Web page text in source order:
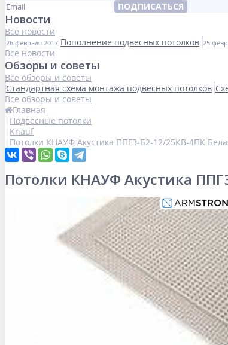
ПОДПИСАТЬСЯ
Новости
Все новости
26 февраля 2017 Пополнение подвесных потолков 25
Все новости
Обзоры и советы
Все обзоры и советы
Стандартная схема монтажа подвесных потолков
Все обзоры и советы
Главная
Подвесные потолки
Knauf
Потолки КНАУФ Акустика ППГЗ-Б2-12/25КВ-4ПК
Потолки КНАУФ Акустика